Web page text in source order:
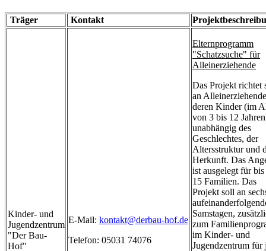
Träger Kontakt
Kinder- und
Jugendzentrum
"Der Bau-
Hof"
E-Mail: kontakt@derbau-hof.de
Telefon: 05031 74076
Elternprogramm
"Schatzsuche" für
Alleinerziehende
Das Projekt richtet
an
deren Kinder (im
von 3 bis 12
unabhängig des
Geschlechtes, der
Altersstruktur und
Herkunft. Das
ist ausgelegt für
15 Familien. Das
Projekt soll an
Samstagen,
zum
im Kinder- und
Jugendzentrum für